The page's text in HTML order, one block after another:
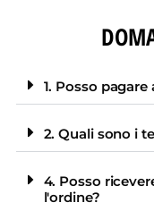
1. Posso
2. Quali sono i
4. Posso
l'ordine?